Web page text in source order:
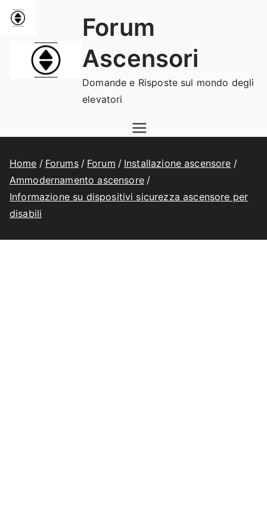
Vai
contenuto
Forum
Ascensori
Domande e Risposte sul mondo degli
elevatori
Home Forums Forum
Installazione ascensore
Ammodernamento ascensore
Informazione su dispositivi sicurezza ascensore per
disabili